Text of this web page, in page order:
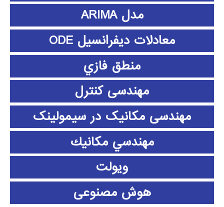
مدل ARIMA
معادلات دیفرانسیل ODE
منطق فازي
مهندسی کنترل
مهندسی مکانیک در سیمولینک
مهندسي مكانيك
ویولت
هوش مصنوعی